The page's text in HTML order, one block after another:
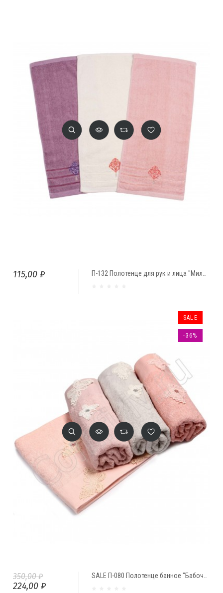
П-132 Полотенце для рук и лица "Милена"
115,00 ₽
350,00 ₽
224,00 ₽
SALE
-36%